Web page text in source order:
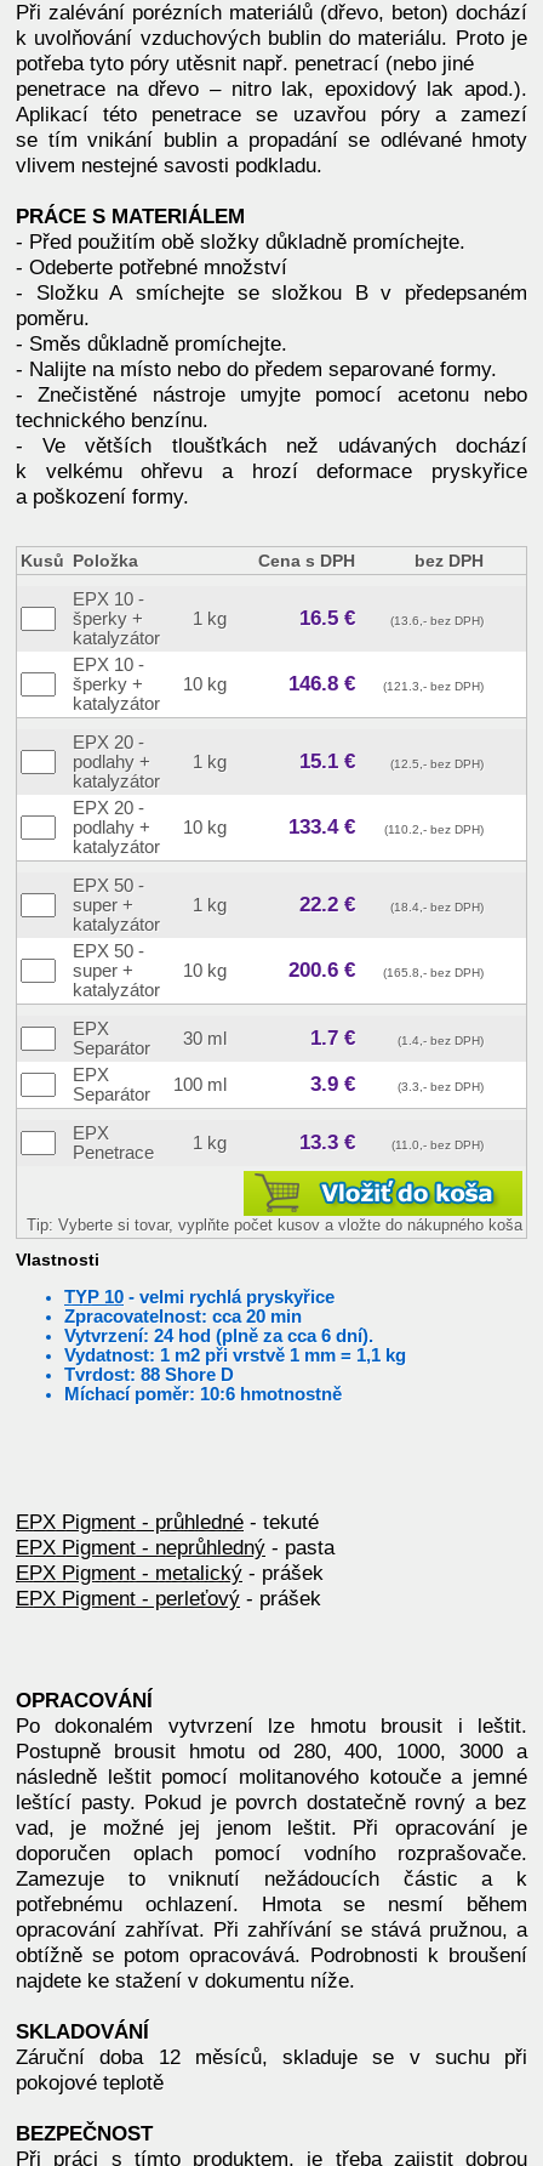
Při zalévání porézních materiálů (dřevo, beton) dochází
k uvolňování vzduchových bublin do materiálu. Proto je
potřeba tyto póry utěsnit např. penetrací (nebo jiné
penetrace na dřevo – nitro lak, epoxidový lak apod.).
Aplikací této penetrace se uzavřou póry a zamezí
se tím vnikání bublin a propadání se odlévané hmoty
vlivem nestejné savosti podkladu.
PRÁCE S MATERIÁLEM
- Před použitím obě složky důkladně promíchejte.
- Odeberte potřebné množství
- Složku A smíchejte se složkou B v předepsaném
poměru.
- Směs důkladně promíchejte.
- Nalijte na místo nebo do předem separované formy.
- Znečistěné nástroje umyjte pomocí acetonu nebo
technického benzínu.
- Ve větších tloušťkách než udávaných dochází
k velkému ohřevu a hrozí deformace pryskyřice
a poškození formy.
Kusů Položka Cena s DPH
bez DPH
EPX 10 -
šperky +
katalyzátor
1 kg 16.5 € (13.6,- bez DPH)
EPX 10 -
šperky +
katalyzátor
10 kg 146.8 € (121.3,- bez DPH)
EPX 20 -
podlahy +
katalyzátor
1 kg 15.1 € (12.5,- bez DPH)
EPX 20 -
podlahy +
katalyzátor
10 kg 133.4 € (110.2,- bez DPH)
EPX 50 -
super +
katalyzátor
1 kg 22.2 € (18.4,- bez DPH)
EPX 50 -
super +
katalyzátor
10 kg 200.6 € (165.8,- bez DPH)
EPX
Separátor
30 ml 1.7 € (1.4,- bez DPH)
EPX
Separátor
100 ml 3.9 € (3.3,- bez DPH)
EPX
Penetrace
1 kg 13.3 € (11.0,- bez DPH)
Tip: Vyberte si tovar, vyplňte počet kusov a vložte do nákupného koša
Vlastnosti
TYP 10 - velmi rychlá pryskyřice
Zpracovatelnost: cca 20 min
Vytvrzení: 24 hod (plně za cca 6 dní).
Vydatnost: 1 m2 při vrstvě 1 mm = 1,1 kg
Tvrdost: 88 Shore D
Míchací poměr: 10:6 hmotnostně
EPX Pigment - průhledné - tekuté
EPX Pigment - neprůhledný - pasta
EPX Pigment - metalický - prášek
EPX Pigment - perleťový - prášek
OPRACOVÁNÍ
Po dokonalém vytvrzení lze hmotu brousit i leštit.
Postupně brousit hmotu od 280, 400, 1000, 3000 a
následně leštit pomocí molitanového kotouče a jemné
leštící pasty. Pokud je povrch dostatečně rovný a bez
vad, je možné jej jenom leštit. Při opracování je
doporučen oplach pomocí vodního rozprašovače.
Zamezuje to vniknutí nežádoucích částic a k
potřebnému ochlazení. Hmota se nesmí během
opracování zahřívat. Při zahřívání se stává pružnou, a
obtížně se potom opracovává. Podrobnosti k broušení
najdete ke stažení v dokumentu níže.
SKLADOVÁNÍ
Záruční doba 12 měsíců, skladuje se v suchu při
pokojové teplotě
BEZPEČNOST
Při práci s tímto produktem, je třeba zajistit dobrou